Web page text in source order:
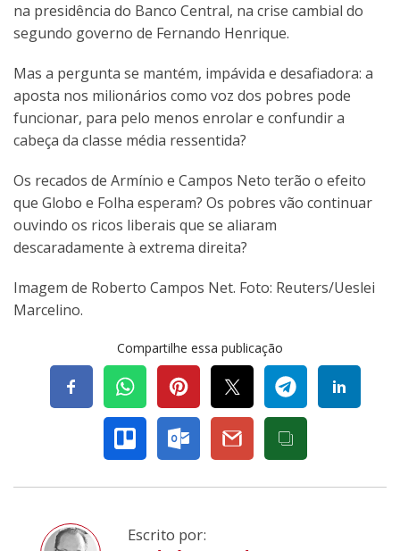
na presidência do Banco Central, na crise cambial do
segundo governo de Fernando Henrique.
Mas a pergunta se mantém, impávida e desafiadora: a
aposta nos milionários como voz dos pobres pode
funcionar, para pelo menos enrolar e confundir a
cabeça da classe média ressentida?
Os recados de Armínio e Campos Neto terão o efeito
que Globo e Folha esperam? Os pobres vão continuar
ouvindo os ricos liberais que se aliaram
descaradamente à extrema direita?
Imagem de Roberto Campos Net. Foto: Reuters/Ueslei
Marcelino.
Compartilhe essa publicação
Escrito por: